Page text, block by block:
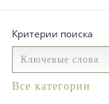
Критерии поиска